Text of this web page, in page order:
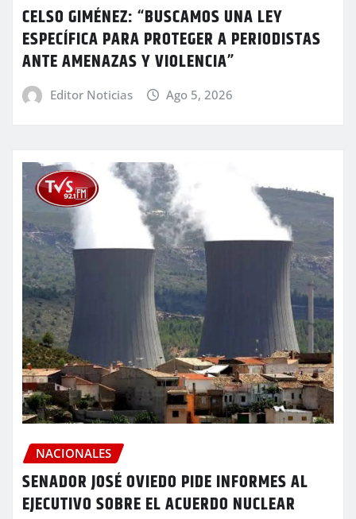
CELSO GIMÉNEZ: “BUSCAMOS UNA LEY
ESPECÍFICA PARA PROTEGER A PERIODISTAS
ANTE AMENAZAS Y VIOLENCIA”
Editor Noticias Ago 5, 2026
NACIONALES
SENADOR JOSÉ OVIEDO PIDE INFORMES AL
EJECUTIVO SOBRE EL ACUERDO NUCLEAR